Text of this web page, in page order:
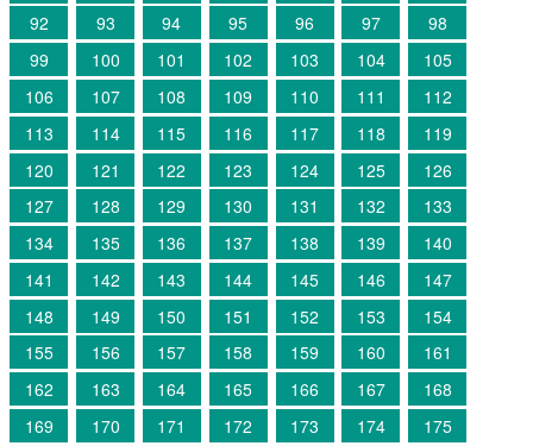
92
93 94 95 96 97
98
99
100 101 102 103 104
105
106
107 108 109 110 111
112
113
114 115 116 117 118
119
120
121 122 123 124 125
126
127
128 129 130 131 132
133
134
135 136 137 138 139
140
141
142 143 144 145 146
147
148
149 150 151 152 153
154
155
156 157 158 159 160
161
162
163 164 165 166 167
168
169
170 171 172 173 174
175